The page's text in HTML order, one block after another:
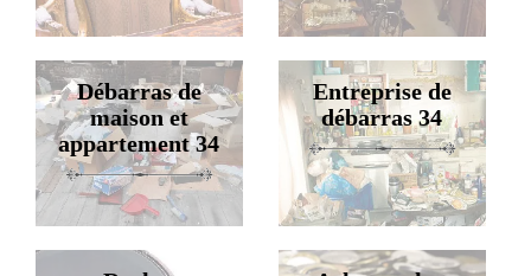
Débarras de
maison et
appartement 34
Entreprise de
débarras 34